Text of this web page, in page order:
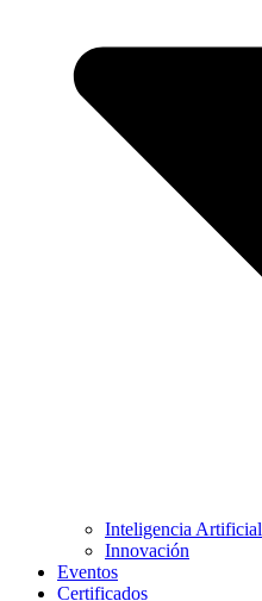
Inteligencia Artificial
Innovación
Eventos
Certificados